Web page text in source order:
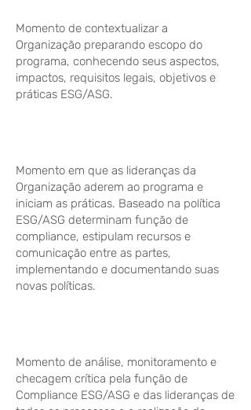
Momento de contextualizar a
Organização preparando escopo do
programa, conhecendo seus aspectos,
impactos, requisitos legais, objetivos e
práticas ESG/ASG.
Momento em que as lideranças da
Organização aderem ao programa e
iniciam as práticas. Baseado na política
ESG/ASG determinam função de
compliance, estipulam recursos e
comunicação entre as partes,
implementando e documentando suas
novas políticas.
Momento de análise, monitoramento e
checagem crítica pela função de
Compliance ESG/ASG e das lideranças de